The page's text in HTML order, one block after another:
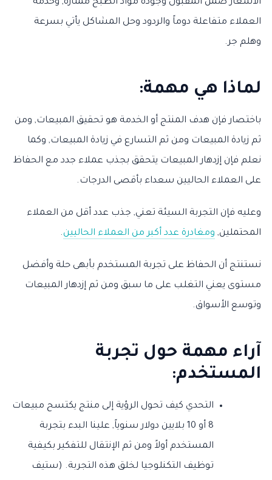
العملاء متفاعلة دوماً والردود وحل المشاكل يأتي بسرعة
وهلم جر.
لماذا هي مهمة:
باختصار فإن هدف المنتج أو الخدمة هو تحقيق المبيعات, ومن
ثم زيادة المبيعات ومن ثم التسارع في زيادة المبيعات, وكما
نعلم فإن إزدهار المبيعات يتحقق بجذب عملاء جدد مع الحفاظ
على العملاء الحاليين سعداء بأقصى الدرجات.
وعليه فإن التجربة السيئة تعني, جذب عدد أقل من العملاء
المحتملين, ومغادرة عدد أكبر من العملاء الحاليين.
نستنتج أن الحفاظ على تجربة المستخدم بأبهى حلة وأفضل
مستوى يعني التغلب على ما سبق ومن ثم إزدهار المبيعات
وتوسع الأسواق.
آراء مهمة حول تجربة
المستخدم:
التحدي كيف تحول الرؤية إلى منتج يكتسح مبيعات
8 أو 10 بلايين دولار سنوياً, علينا البدء بتجربة
المستخدم أولاً ومن ثم الإنتقال للتفكير بكيفية
توظيف التكنلوجيا لخلق هذه التجربة. (ستيف